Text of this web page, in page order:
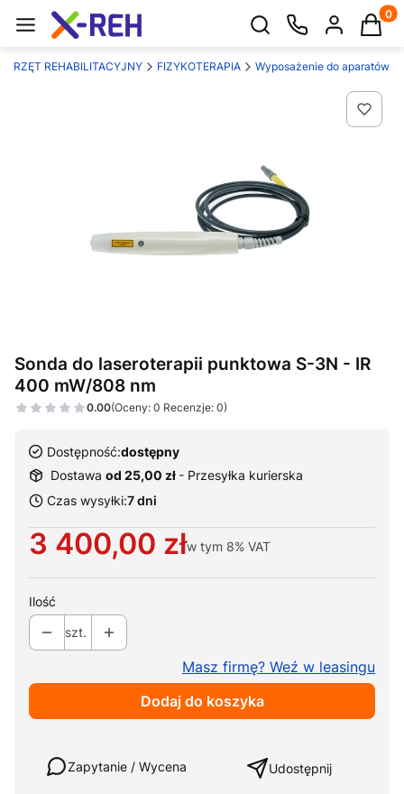
Otwórz wyszukiwarkę
SPRZĘT REHABILITACYJNY FIZYKOTERAPIA Wyposażenie do aparatów
Sonda do laseroterapii punktowa S-3N - IR
400 mW/808 nm
0.00(Oceny: 0 Recenzje: 0)
Dostępność:dostępny
Dostawa od 25,00 zł - Przesyłka kurierska
Czas wysyłki:7 dni
Cena
3 400,00 złw tym 8% VAT
Ilość
szt.
Masz firmę? Weź w leasingu
Dodaj do koszyka
Zapytanie / Wycena Udostępnij